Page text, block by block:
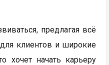
предлагая всё
клиентов и широкие
хочет начать карьеру